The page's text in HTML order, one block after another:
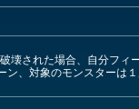
された場合、自分フィ
、対象のモンスターは